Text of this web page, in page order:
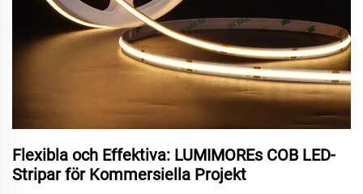
Flexibla och Effektiva: LUMIMOREs COB LED-
Stripar för Kommersiella Projekt